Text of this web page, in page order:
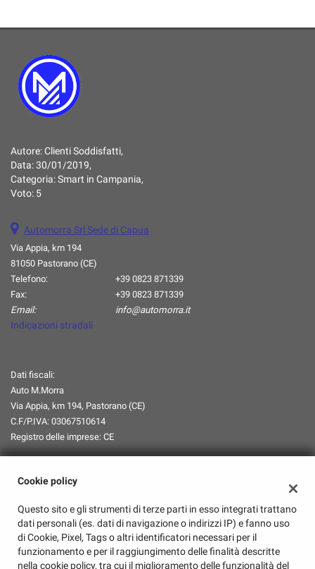
Autore:Clienti Soddisfatti,
Data:30/01/2019,
Categoria:Smart in Campania,
Voto: 5
Automorra Srl Sede di Capua
Via Appia, km 194
81050 Pastorano (CE)
Telefono:
+39 0823 871339
Fax:
+39 0823 871339
Email:
info@automorra.it
Indicazioni stradali
Dati fiscali:
Auto M.Morra
Via Appia, km 194, Pastorano (CE)
C.F/P.IVA: 03067510614
Registro delle imprese: CE
Orari Apertura
Lun-Ven: 08:00-13:00 / 14:30-18:45
Sabato: 08:00-13:00/Chiuso
Domenica: Chiuso
Cookie policy
Questo sito e gli strumenti di terze parti in esso integrati trattano
dati personali (es. dati di navigazione o indirizzi IP) e fanno uso
di Cookie, Pixel, Tags o altri identificatori necessari per il
funzionamento e per il raggiungimento delle finalità descritte
nella cookie policy, tra cui il miglioramento delle funzionalità del